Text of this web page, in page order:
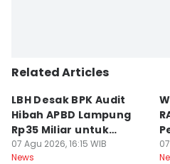
Related Articles
LBH Desak BPK Audit
Hibah APBD Lampung
Rp35 Miliar untuk
Kejaksaan
07 Agu 2026, 16:15 WIB
News